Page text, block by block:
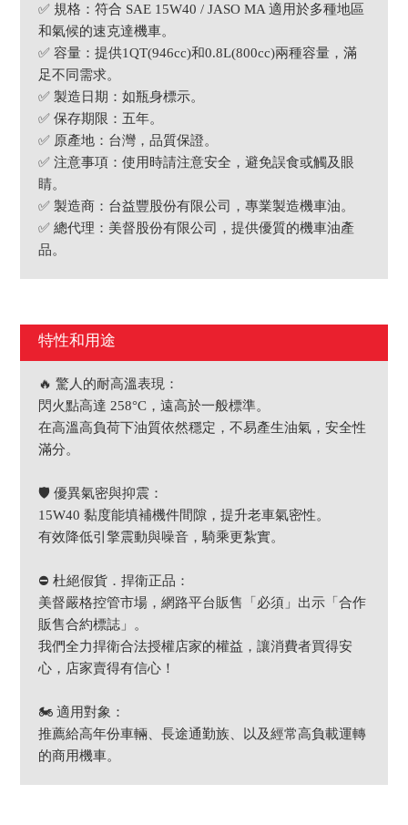
✅ 規格：符合 SAE 15W40 / JASO MA 適用於多種地區
和氣候的速克達機車。
✅ 容量：提供1QT(946cc)和0.8L(800cc)兩種容量，滿
足不同需求。
✅ 製造日期：如瓶身標示。
✅ 保存期限：五年。
✅ 原產地：台灣，品質保證。
✅ 注意事項：使用時請注意安全，避免誤食或觸及眼
睛。
✅ 製造商：台益豐股份有限公司，專業製造機車油。
✅ 總代理：美督股份有限公司，提供優質的機車油產
品。
特性和用途
🔥 驚人的耐高溫表現：
閃火點高達 258°C，遠高於一般標準。
在高溫高負荷下油質依然穩定，不易產生油氣，安全性
滿分。
🛡️ 優異氣密與抑震：
15W40 黏度能填補機件間隙，提升老車氣密性。
有效降低引擎震動與噪音，騎乘更紮實。
⛔ 杜絕假貨．捍衛正品：
美督嚴格控管市場，網路平台販售「必須」出示「合作
販售合約標誌」。
我們全力捍衛合法授權店家的權益，讓消費者買得安
心，店家賣得有信心！
🏍️ 適用對象：
推薦給高年份車輛、長途通勤族、以及經常高負載運轉
的商用機車。